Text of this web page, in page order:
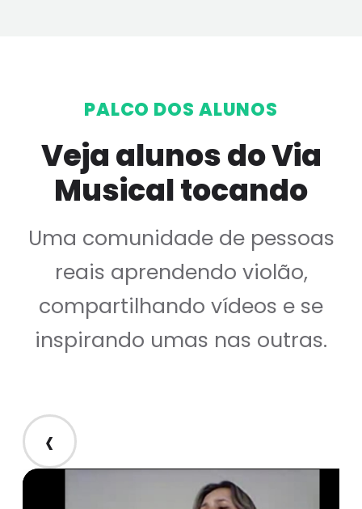
PALCO DOS ALUNOS
Veja alunos do Via
Musical tocando
Uma comunidade de pessoas
reais aprendendo violão,
compartilhando vídeos e se
inspirando umas nas outras.
‹